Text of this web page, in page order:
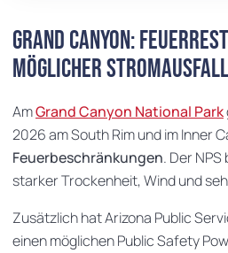
Grand Canyon:
möglicher Stromausfall
AmGrand Canyon National Park
2026 am South Rim und im Inner
Feuerbeschränkungen. Der
starker Trockenheit, Wind und
Zusätzlich hat Arizona Public
einen möglichen Public Safety